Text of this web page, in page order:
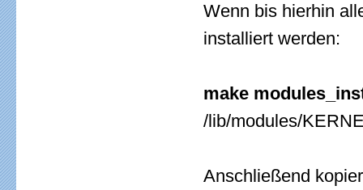
Wenn bis hierhin
installiert werden:
make
/lib/modules/
Anschließend